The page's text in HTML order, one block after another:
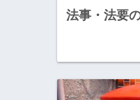
法事・法要